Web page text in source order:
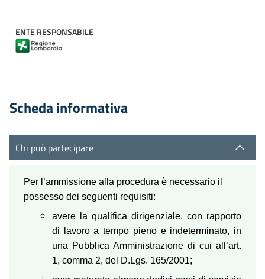
ENTE RESPONSABILE
Scheda informativa
Chi può partecipare
Per l’ammissione alla procedura è necessario il
possesso dei seguenti requisiti:
avere la qualifica dirigenziale, con rapporto
di lavoro a tempo pieno e indeterminato, in
una Pubblica Amministrazione di cui all’art.
1, comma 2, del D.Lgs. 165/2001;